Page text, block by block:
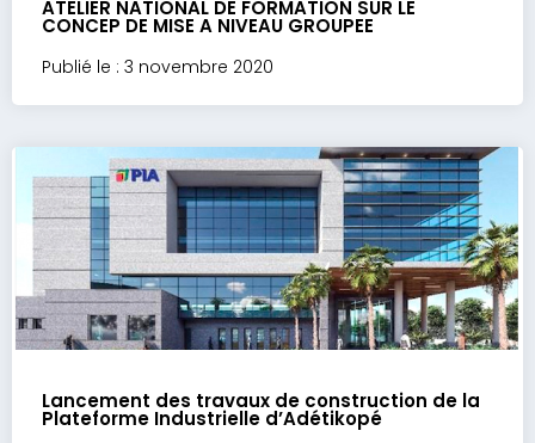
ATELIER NATIONAL DE FORMATION SUR LE
CONCEP DE MISE A NIVEAU GROUPEE
Publié le : 3 novembre 2020
Lancement des travaux de construction de la
Plateforme Industrielle d’Adétikopé